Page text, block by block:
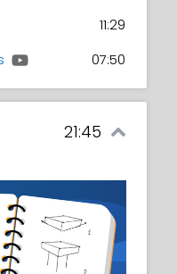
11:29
07:50
21:45